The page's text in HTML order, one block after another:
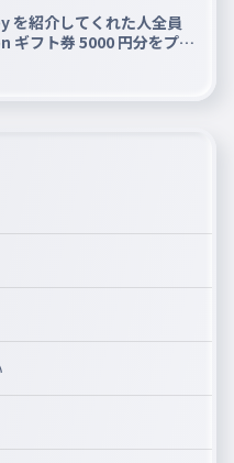
を紹介してくれた人全員
ギフト券 5000 円分をプレ